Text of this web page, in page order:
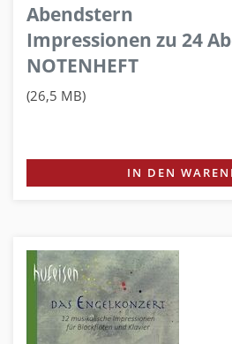
Abendstern
Impressionen zu 24
NOTENHEFT
(26,5 MB)
IN DEN